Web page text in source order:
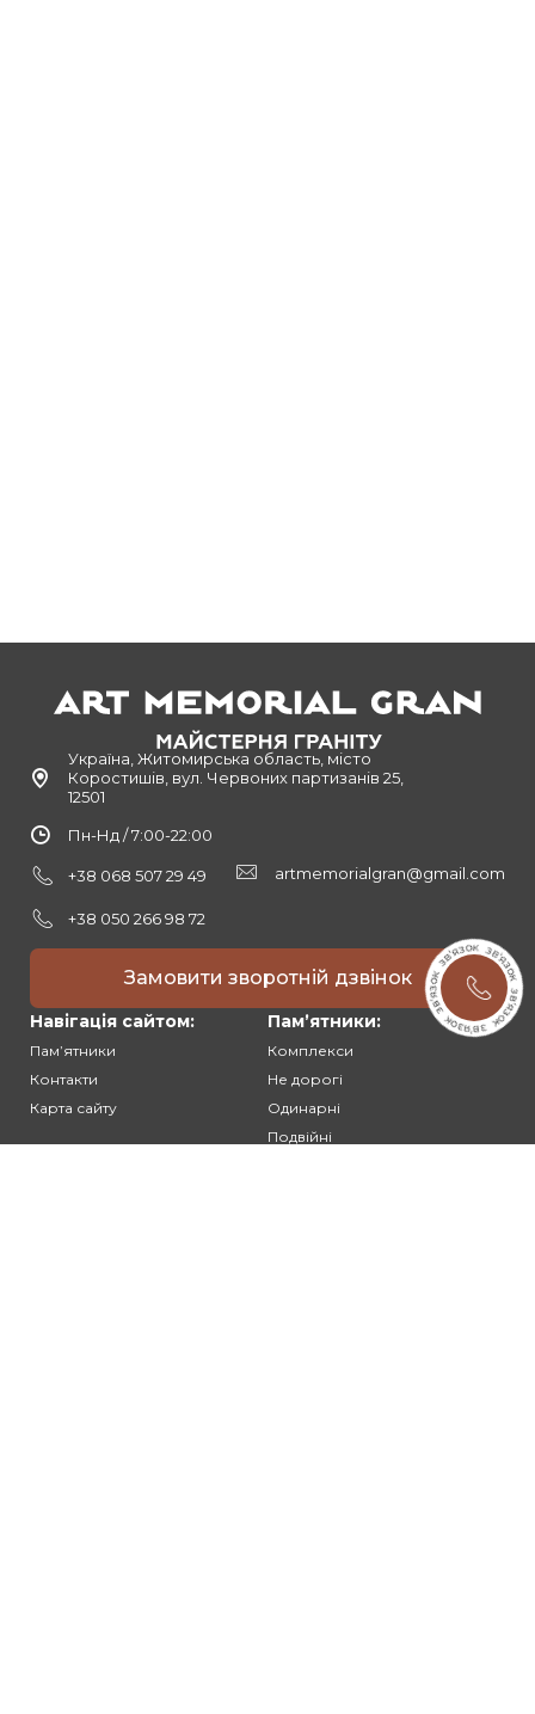
Україна, Житомирська область, місто
Коростишів, вул. Червоних партизанів 25,
12501
Пн-Нд / 7:00-22:00
+38 068 507 29 49
+38 050 266 98 72
artmemorialgran@gmail.com
Замовити зворотній дзвінок
Навігація сайтом:
Памʼятники
Контакти
Карта сайту
Памʼятники:
Комплекси
Не дорогі
Одинарні
Подвійні